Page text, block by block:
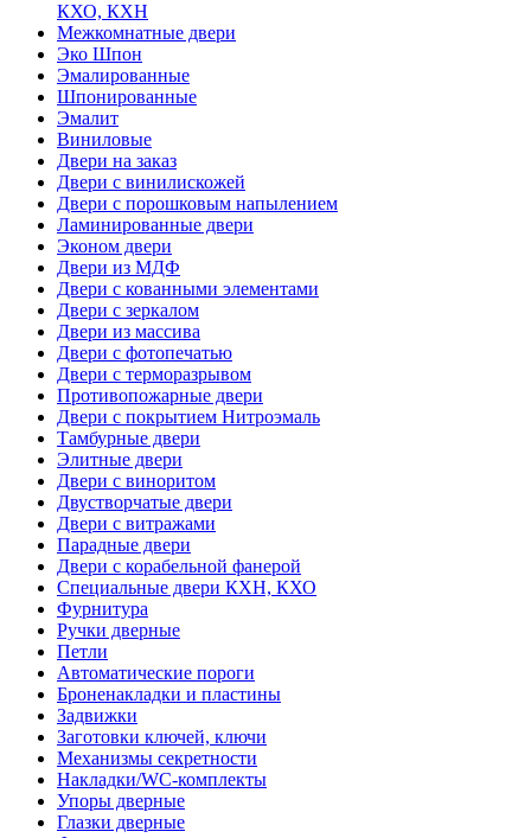
КХО, КХН
Межкомнатные двери
Эко Шпон
Эмалированные
Шпонированные
Эмалит
Виниловые
Двери на заказ
Двери с винилискожей
Двери с порошковым напылением
Ламинированные двери
Эконом двери
Двери из МДФ
Двери с кованными элементами
Двери с зеркалом
Двери из массива
Двери с фотопечатью
Двери с терморазрывом
Противопожарные двери
Двери с покрытием Нитроэмаль
Тамбурные двери
Элитные двери
Двери с виноритом
Двустворчатые двери
Двери с витражами
Парадные двери
Двери с корабельной фанерой
Специальные двери КХН, КХО
Фурнитура
Ручки дверные
Петли
Автоматические пороги
Броненакладки и пластины
Задвижки
Заготовки ключей, ключи
Механизмы секретности
Накладки/WC-комплекты
Упоры дверные
Глазки дверные